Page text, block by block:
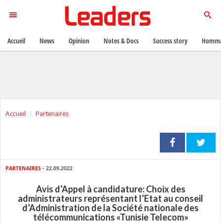
Accueil Partenaires
PARTENAIRES - 22.09.2022
Avis d’Appel à candidature: Choix des
administrateurs représentant l’Etat au conseil
d’Administration de la Société nationale des
télécommunications «Tunisie Telecom»
Accueil News Opinion Notes & Docs Success story